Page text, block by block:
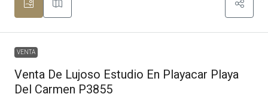
VENTA
Venta De Lujoso Estudio En Playacar Playa
Del Carmen P3855